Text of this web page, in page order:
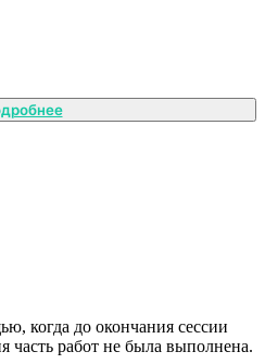
когда до окончания сессии
часть работ не была выполнена.